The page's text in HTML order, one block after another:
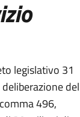
legislativo 31
del
496,